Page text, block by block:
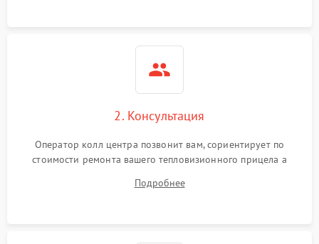
2. Консультация
Оператор колл центра позвонит вам, сориентирует по
стоимости ремонта вашего тепловизионного прицела а
Подробнее